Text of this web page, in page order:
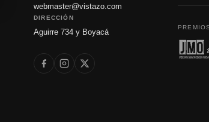
webmaster@vistazo.com
DIRECCIÓN
Aguirre 734 y Boyacá